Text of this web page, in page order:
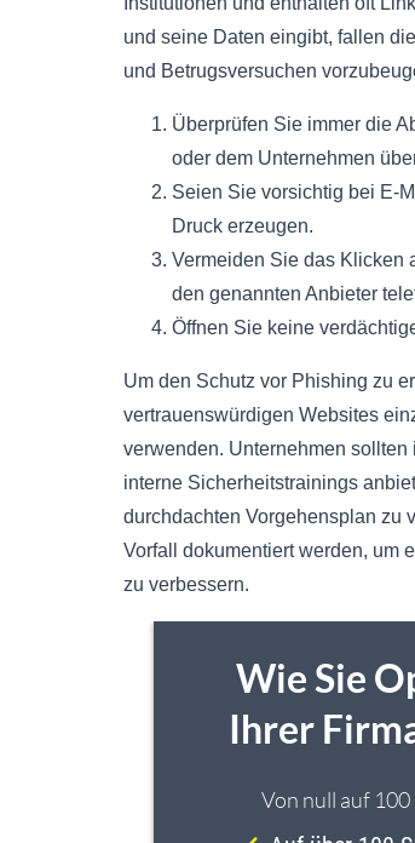
und seine Daten eingibt, fallen
und Betrugsversuchen
Überprüfen Sie immer die
oder dem Unternehmen
Seien Sie vorsichtig bei E-
Druck erzeugen.
Vermeiden Sie das Klicken
den genannten Anbieter
Öffnen Sie keine
Um den Schutz vor Phishing zu
vertrauenswürdigen Websites
verwenden. Unternehmen
interne Sicherheitstrainings
durchdachten Vorgehensplan zu
Vorfall dokumentiert werden, um
zu verbessern.